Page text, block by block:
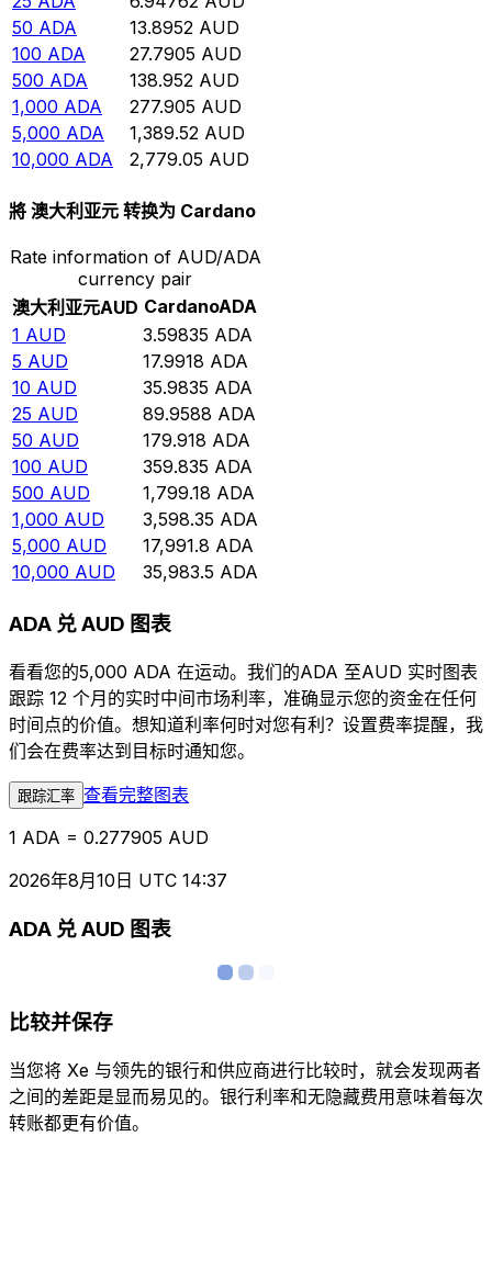
50 ADA 13.8952 AUD
100 ADA 27.7905 AUD
500 ADA 138.952 AUD
1,000 ADA 277.905 AUD
5,000 ADA 1,389.52 AUD
10,000 ADA 2,779.05 AUD
將 澳大利亚元 转换为 Cardano
Rate information of AUD/ADA
currency pair
澳大利亚元AUD CardanoADA
1 AUD 3.59835 ADA
5 AUD 17.9918 ADA
10 AUD 35.9835 ADA
25 AUD 89.9588 ADA
50 AUD 179.918 ADA
100 AUD 359.835 ADA
500 AUD 1,799.18 ADA
1,000 AUD 3,598.35 ADA
5,000 AUD 17,991.8 ADA
10,000 AUD 35,983.5 ADA
ADA 兑 AUD 图表
看看您的5,000 ADA 在运动。我们的ADA 至AUD 实时图表
跟踪 12 个月的实时中间市场利率，准确显示您的资金在任何
时间点的价值。想知道利率何时对您有利？设置费率提醒，我
们会在费率达到目标时通知您。
跟踪汇率 查看完整图表
1 ADA = 0.277905 AUD
2026年8月10日 UTC 14:37
ADA 兑 AUD 图表
比较并保存
当您将 Xe 与领先的银行和供应商进行比较时，就会发现两者
之间的差距是显而易见的。银行利率和无隐藏费用意味着每次
转账都更有价值。